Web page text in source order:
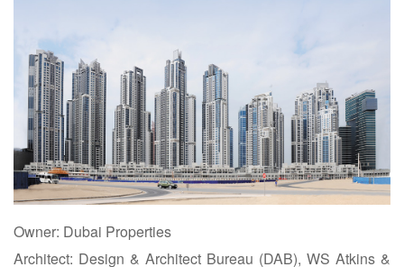
Owner: Dubai Properties
Architect: Design & Architect Bureau (DAB), WS Atkins &